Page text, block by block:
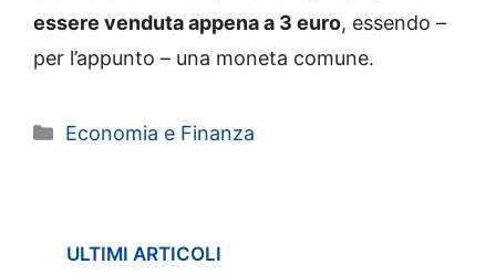
essere venduta appena a 3 euro, essendo –
per l’appunto – una moneta comune.
Categorie
Economia e Finanza
ULTIMI ARTICOLI